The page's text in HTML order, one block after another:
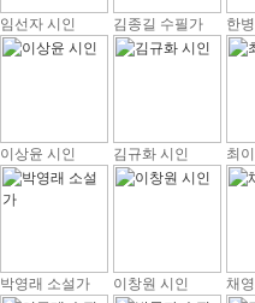
임선자 시인 김종길 수필가 한
이상윤 시인 김규화 시인 최
박영래 소설가 이창원 시인 채